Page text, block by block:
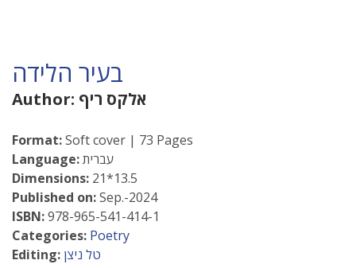
בעיר הלידה
Author: אלקס ריף
Format:Soft cover | 73 Pages
Language:עברית
Dimensions: 21*13.5
Published on:Sep.-2024
ISBN:978-965-541-414-1
Categories: Poetry
Editing: טל ניצן